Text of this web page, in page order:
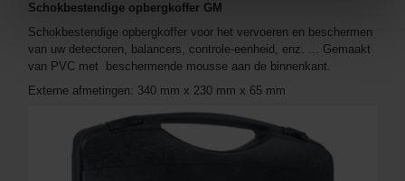
Schokbestendige opbergkoffer GM
Schokbestendige opbergkoffer voor het vervoeren en beschermen
van uw detectoren, balancers, controle-eenheid, enz. ... Gemaakt
van PVC met beschermende mousse aan de binnenkant.
Externe afmetingen: 340 mm x 230 mm x 65 mm